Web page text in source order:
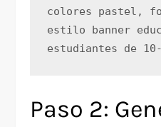
colores pastel,
estilo banner
estudiantes de
Paso 2: